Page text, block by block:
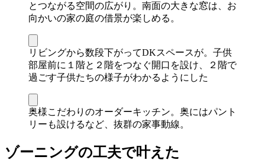
とつながる空間の広がり。南面の大きな窓は、お
向かいの家の庭の借景が楽しめる。
リビングから数段下がってDKスペースが。子供
部屋前に１階と２階をつなぐ開口を設け、２階で
過ごす子供たちの様子がわかるようにした
奥様こだわりのオーダーキッチン。奥にはパント
リーも設けるなど、抜群の家事動線。
ゾーニングの工夫で叶えた